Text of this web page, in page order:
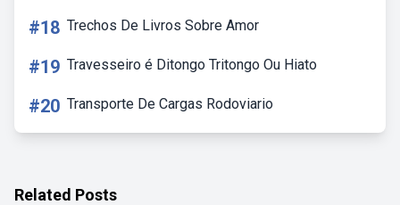
#18 Trechos De Livros Sobre Amor
#19 Travesseiro é Ditongo Tritongo Ou Hiato
#20 Transporte De Cargas Rodoviario
Related Posts